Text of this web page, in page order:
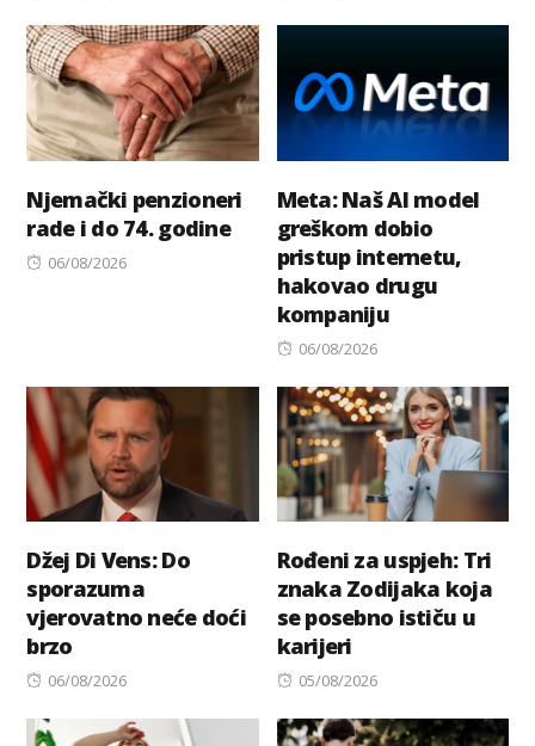
Njemački penzioneri
rade i do 74. godine
Posted
06/08/2026
Meta: Naš AI model
greškom dobio
pristup internetu,
hakovao drugu
kompaniju
Posted
06/08/2026
Džej Di Vens: Do
sporazuma
vjerovatno neće doći
brzo
Posted
06/08/2026
Rođeni za uspjeh: Tri
znaka Zodijaka koja
se posebno ističu u
karijeri
Posted
05/08/2026